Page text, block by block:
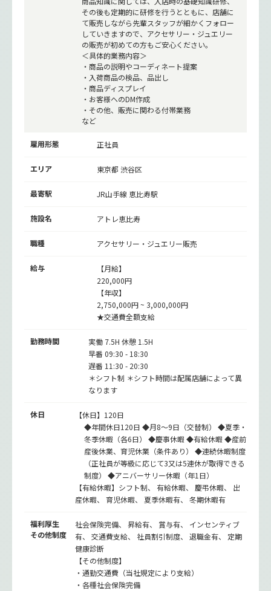
その後も定期的に研修を行うとともに、店舗に
て販売しながら先輩スタッフが細かくフォロー
していきますので、アクセサリー・ジュエリー
の販売が初めての方もご安心ください。
＜具体的業務内容＞
・商品の説明やコーディネート提案
・入荷商品の検品、品出し
・商品ディスプレイ
・お客様へのDM作成
・その他、販売に関わる付帯業務
など
雇用形態 正社員
エリア 東京都 渋谷区
最寄駅 JR山手線 恵比寿駅
施設名 アトレ恵比寿
職種 アクセサリー・ジュエリー販売
給与
【月給】
220,000円
【年収】
2,750,000円 ~ 3,000,000円
★交通費全額支給
勤務時間
実働 7.5H 休憩 1.5H
早番 09:30 - 18:30
遅番 11:30 - 20:30
＊シフト制 ＊シフト時間は配属店舗によって異
なります
休日
【休日】120日
◆年間休日120日 ◆月8～9日（交替制） ◆夏季・
冬季休暇（各6日） ◆慶事休暇 ◆有給休暇 ◆産前
産後休業、育児休業（条件あり） ◆連続休暇制度
（正社員が等級に応じて3又は5連休が取得できる
制度） ◆アニバーサリー休暇（年1日）
【有給休暇】シフト制、 有給休暇、 慶弔休暇、 出
産休暇、 育児休暇、 夏季休暇有、 冬期休暇有
福利厚生
その他制度
社会保険完備、 昇給有、 賞与有、 インセンティブ
有、 交通費支給、 社員割引制度、 退職金有、 定期
健康診断
【その他制度】
・通勤交通費（当社規定により支給）
・各種社会保険完備